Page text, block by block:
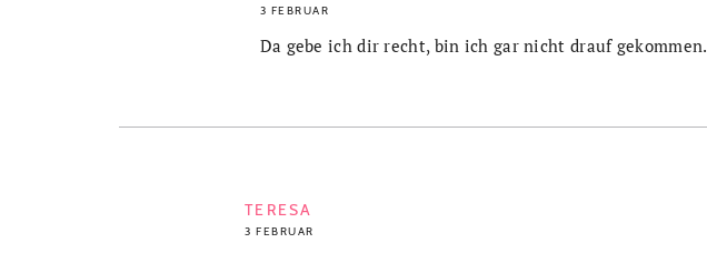
3 FEBRUAR
Da gebe ich dir recht, bin ich gar nicht drauf gekommen.
TERESA
3 FEBRUAR